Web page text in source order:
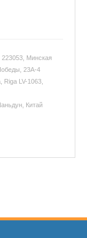
Минская
23А-4
LV-1063,
Китай